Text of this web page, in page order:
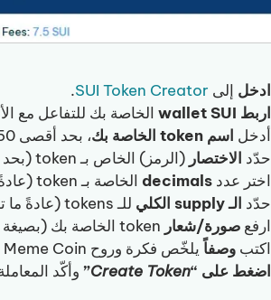
ادخل إلى SUI Token Creator
.
اربط wallet SUI الخاصة بك للتفاعل مع
أدخل اسم token الخاصة بك
، بحد أقصى 50 حرفاً.
حدّد الاختصار (الرمز) الخاص بـ token (بحد أقصى 8 أحرف).
اختر عدد decimals الخاصة بـ token (عادةً بين 6 و9، و6 هو الخيار الأكثر شيوعاً).
حدّد الـ supply الكلي للـ tokens (عادةً ما تمتلك meme coin
ارفع صورة/شعار
اكتب وصفاً يلخّص فكرة وروح Meme Coin الخاصة بك.
اضغط على “Create Token
” وأكّد